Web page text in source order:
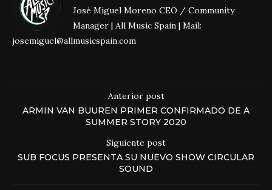
José Miguel Moreno CEO / Community
Manager | All Music Spain | Mail:
josemiguel@allmusicspain.com
Anterior post
ARMIN VAN BUUREN PRIMER CONFIRMADO DE A
SUMMER STORY 2020
Siguiente post
SUB FOCUS PRESENTA SU NUEVO SHOW CIRCULAR
SOUND